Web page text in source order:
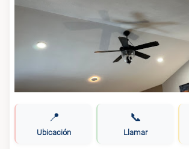
📍
Ubicación
📞
Llamar